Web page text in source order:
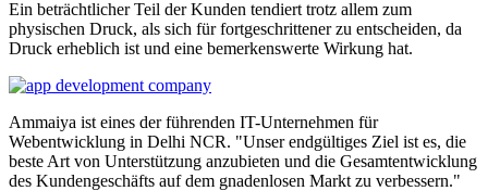
Ein beträchtlicher Teil der Kunden tendiert trotz allem zum
physischen Druck, als sich für fortgeschrittener zu entscheiden, da
Druck erheblich ist und eine bemerkenswerte Wirkung hat.
Ammaiya ist eines der führenden IT-Unternehmen für
Webentwicklung in Delhi NCR. "Unser endgültiges Ziel ist es, die
beste Art von Unterstützung anzubieten und die Gesamtentwicklung
des Kundengeschäfts auf dem gnadenlosen Markt zu verbessern."